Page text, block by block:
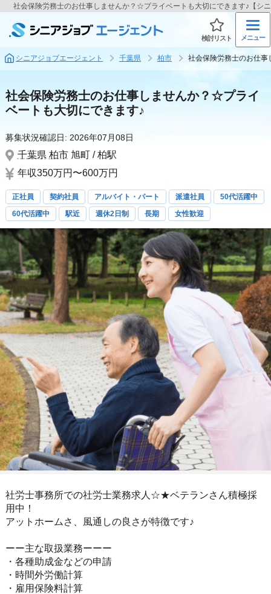
社会保険労務士のお仕事しませんか？☆プライベートも大切にできます♪【シ
検討リスト メニュー
シニアジョブエージェント 千葉県 柏市 社会保険労務士のお仕
社会保険労務士のお仕事しませんか？☆プライ
ベートも大切にできます♪
募集状況確認日: 2026年07月08日
千葉県 柏市 旭町 / 柏駅
年収350万円〜600万円
正社員 契約社員 アルバイト・パート 派遣社員
50代活躍中
60代活躍中
駅近 週休2日制 長期 女性歓迎
社労士事務所での社労士業務求人☆★ベテランさん積極採
用中！
アットホームさ、風通しの良さが特徴です♪
ーー主な取扱業務ーーー
・各種助成金などの申請
・時間外労働計算
・雇用保険料計算